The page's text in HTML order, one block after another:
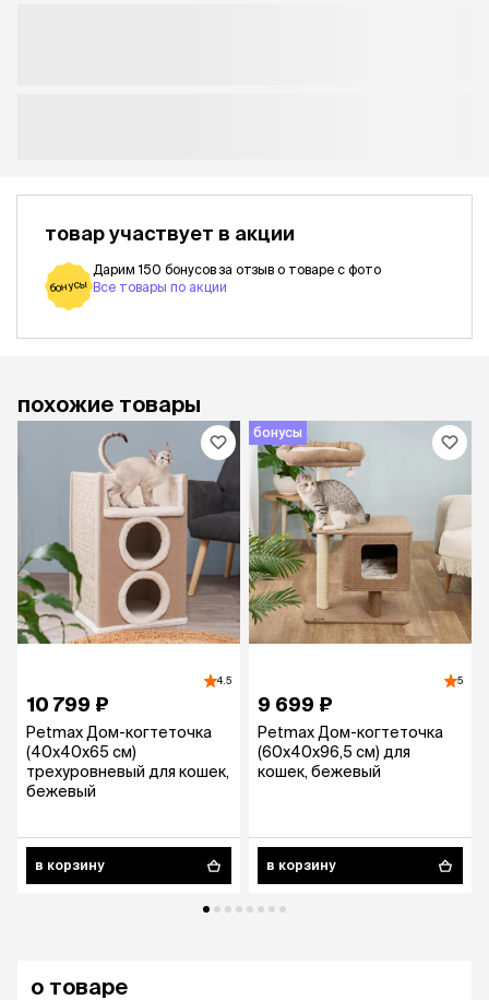
товар участвует в акции
бонусы
Дарим 150 бонусов за отзыв о товаре с фото
Все товары по акции
похожие товары
4.5
10 799 ₽
Petmax Дом-когтеточка
(40х40х65 см)
трехуровневый для кошек,
бежевый
в корзину
бонусы
5
9 699 ₽
Petmax Дом-когтеточка
(60х40х96,5 см) для
кошек, бежевый
в корзину
о товаре